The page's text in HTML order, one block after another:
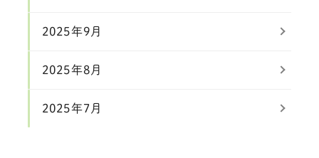
2025年9月
2025年8月
2025年7月